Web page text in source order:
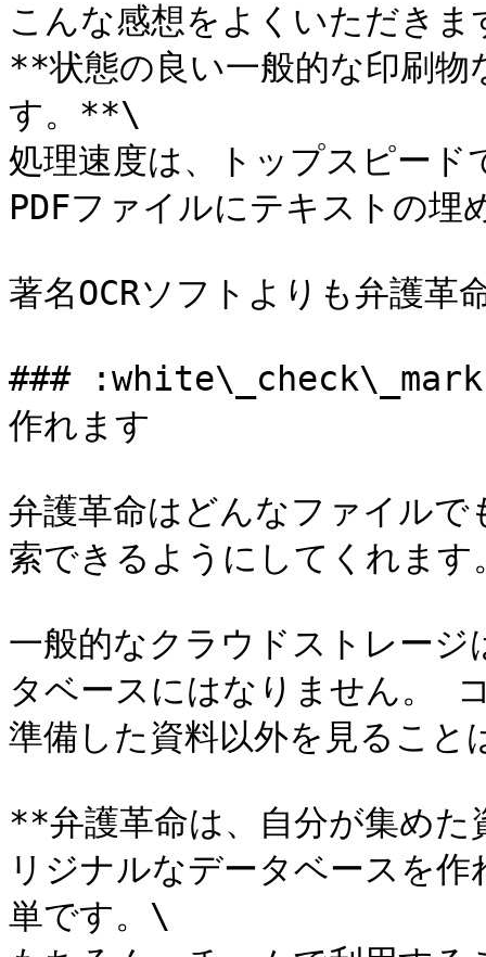
こんな感想をよくいただき
**状態の良い一般的な印刷物
す。**\
処理速度は、トップスピー
PDFファイルにテキストの
著名OCRソフトよりも弁護革
### :white\_check\_mark:
作れます
弁護革命はどんなファイル
索できるようにしてくれます
一般的なクラウドストレー
タベースにはなりません。
準備した資料以外を見ること
**弁護革命は、自分が集めた
リジナルなデータベースを
単です。\